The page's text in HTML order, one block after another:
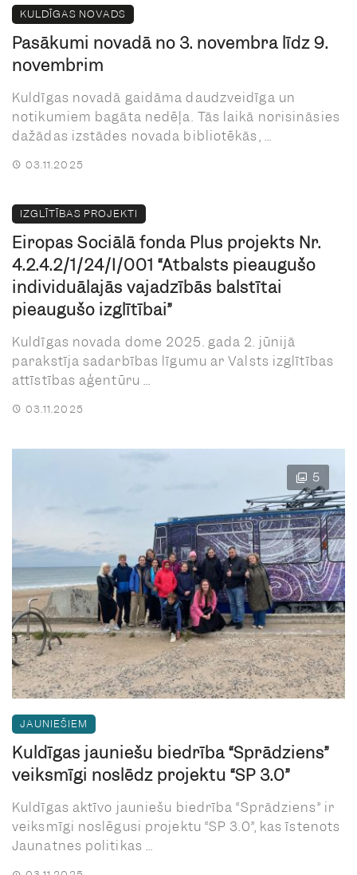
KULDĪGAS NOVADS
Pasākumi novadā no 3. novembra līdz 9.
novembrim
Kuldīgas novadā gaidāma daudzveidīga un
notikumiem bagāta nedēļa. Tās laikā norisināsies
dažādas izstādes novada bibliotēkās, ...
03.11.2025
IZGLĪTĪBAS PROJEKTI
Eiropas Sociālā fonda Plus projekts Nr.
4.2.4.2/1/24/I/001 “Atbalsts pieaugušo
individuālajās vajadzībās balstītai
pieaugušo izglītībai”
Kuldīgas novada dome 2025. gada 2. jūnijā
parakstīja sadarbības līgumu ar Valsts izglītības
attīstības aģentūru ...
03.11.2025
5
JAUNIEŠIEM
Kuldīgas jauniešu biedrība “Sprādziens”
veiksmīgi noslēdz projektu “SP 3.0”
Kuldīgas aktīvo jauniešu biedrība “Sprādziens” ir
veiksmīgi noslēgusi projektu “SP 3.0”, kas īstenots
Jaunatnes politikas ...